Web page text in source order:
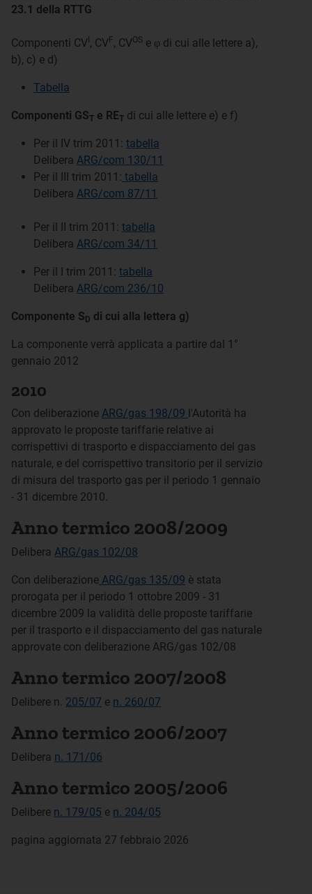
23.1 della RTTG
Componenti CV , CVF, CVOS e φ di cui alle lettere a),
b), c) e d)
Tabella
Componenti GST e RET di cui alle lettere e) e f)
Per il IV trim 2011: tabella
Delibera ARG/com 130/11
Per il III trim 2011: tabella
Delibera ARG/com 87/11
Per il II trim 2011: tabella
Delibera ARG/com 34/11
Per il I trim 2011: tabella
Delibera ARG/com 236/10
Componente S D di cui alla lettera g)
La componente verrà applicata a partire dal 1°
gennaio 2012
2010
Con deliberazione ARG/gas 198/09 l'Autorità ha
approvato le proposte tariffarie relative ai
corrispettivi di trasporto e dispacciamento del gas
naturale, e del corrispettivo transitorio per il servizio
di misura del trasporto gas per il periodo 1 gennaio
- 31 dicembre 2010.
Anno termico 2008/2009
Delibera ARG/gas 102/08
Con deliberazione ARG/gas 135/09 è stata
prorogata per il periodo 1 ottobre 2009 - 31
dicembre 2009 la validità delle proposte tariffarie
per il trasporto e il dispacciamento del gas naturale
approvate con deliberazione ARG/gas 102/08
Anno termico 2007/2008
Delibere n. 205/07 e n. 260/07
Anno termico 2006/2007
Delibera n. 171/06
Anno termico 2005/2006
Delibere n. 179/05 e n. 204/05
pagina aggiornata 27 febbraio 2026